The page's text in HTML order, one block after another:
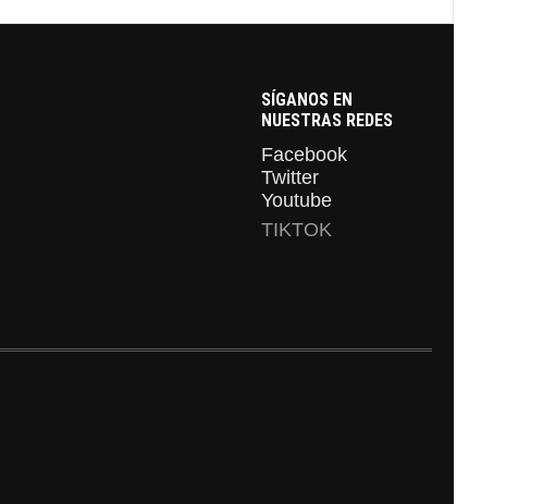
SÍGANOS EN
NUESTRAS REDES
Facebook
Twitter
Youtube
TIKTOK